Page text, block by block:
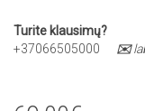
Turite klausimų?
+37066505000
✉️